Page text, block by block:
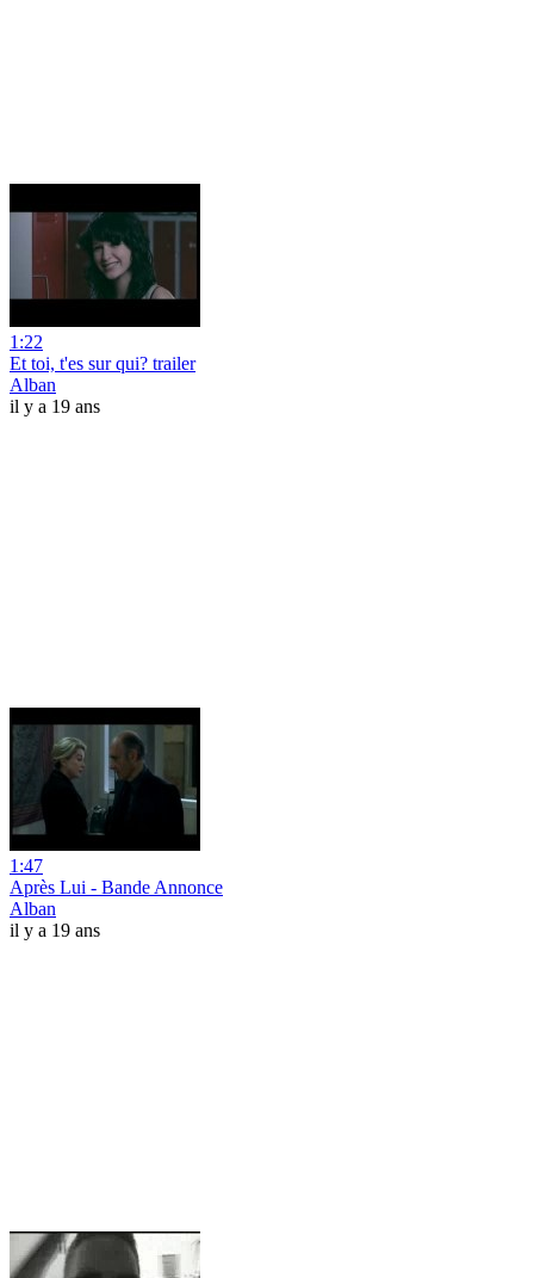
1:22
Et toi, t'es sur qui? trailer
Alban
il y a 19 ans
1:47
Après Lui - Bande Annonce
Alban
il y a 19 ans